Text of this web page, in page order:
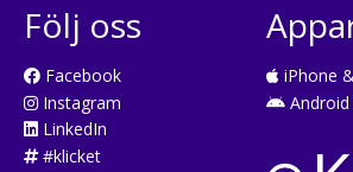
Följ oss
Facebook
Instagram
LinkedIn
#klicket
iPhone